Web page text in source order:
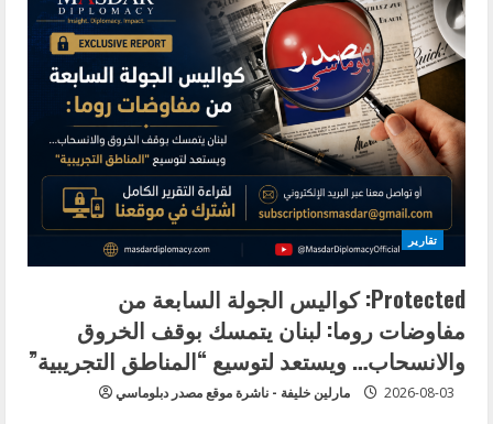
تقارير
Protected: كواليس الجولة السابعة من
مفاوضات روما: لبنان يتمسك بوقف الخروق
والانسحاب… ويستعد لتوسيع “المناطق التجريبية”
مارلين خليفة - ناشرة موقع مصدر دبلوماسي 2026-08-03